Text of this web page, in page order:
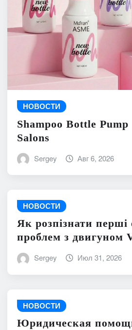
НОВОСТИ
Shampoo Bottle
Salons
Sergey Авг 6, 2026
НОВОСТИ
Як розпізнати перші
проблем з двигуном
Sergey Июл 31, 2026
НОВОСТИ
Юридическая